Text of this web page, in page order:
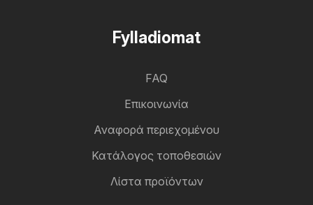
Fylladiomat
FAQ
Επικοινωνία
Αναφορά περιεχομένου
Κατάλογος τοποθεσιών
Λίστα προϊόντων